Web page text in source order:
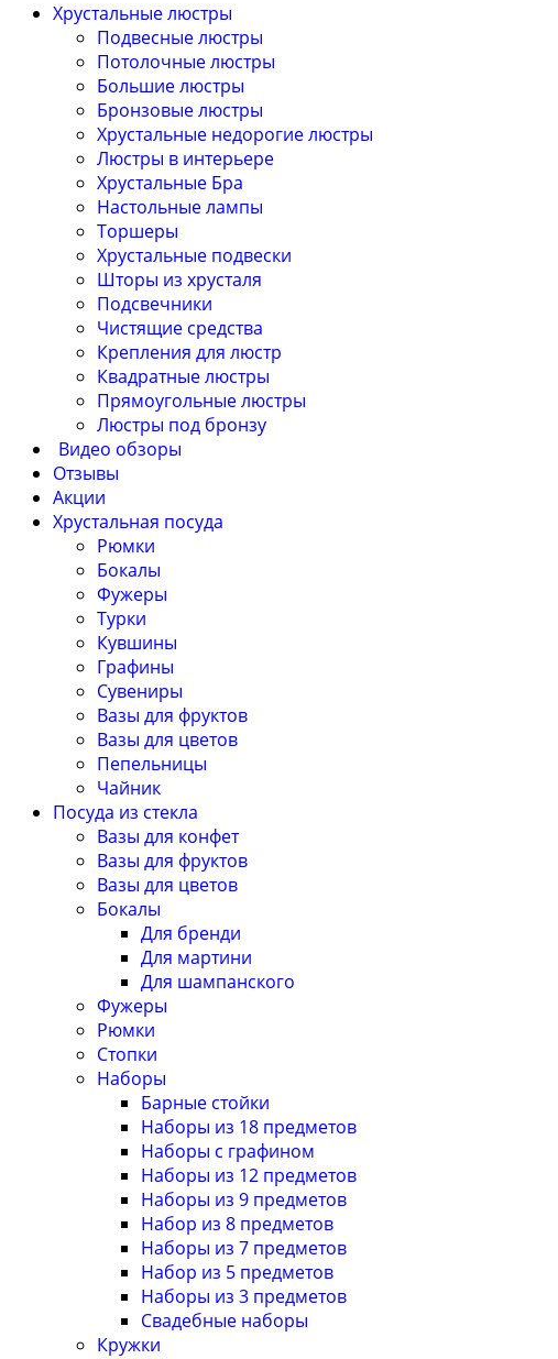
Хрустальные люстры
Подвесные люстры
Потолочные люстры
Большие люстры
Бронзовые люстры
Хрустальные недорогие люстры
Люстры в интерьере
Хрустальные Бра
Настольные лампы
Торшеры
Хрустальные подвески
Шторы из хрусталя
Подсвечники
Чистящие средства
Крепления для люстр
Квадратные люстры
Прямоугольные люстры
Люстры под бронзу
Видео обзоры
Отзывы
Акции
Хрустальная посуда
Рюмки
Бокалы
Фужеры
Турки
Кувшины
Графины
Сувениры
Вазы для фруктов
Вазы для цветов
Пепельницы
Чайник
Посуда из стекла
Вазы для конфет
Вазы для фруктов
Вазы для цветов
Бокалы
Для бренди
Для мартини
Для шампанского
Фужеры
Рюмки
Стопки
Наборы
Барные стойки
Наборы из 18 предметов
Наборы с графином
Наборы из 12 предметов
Наборы из 9 предметов
Набор из 8 предметов
Наборы из 7 предметов
Набор из 5 предметов
Наборы из 3 предметов
Свадебные наборы
Кружки